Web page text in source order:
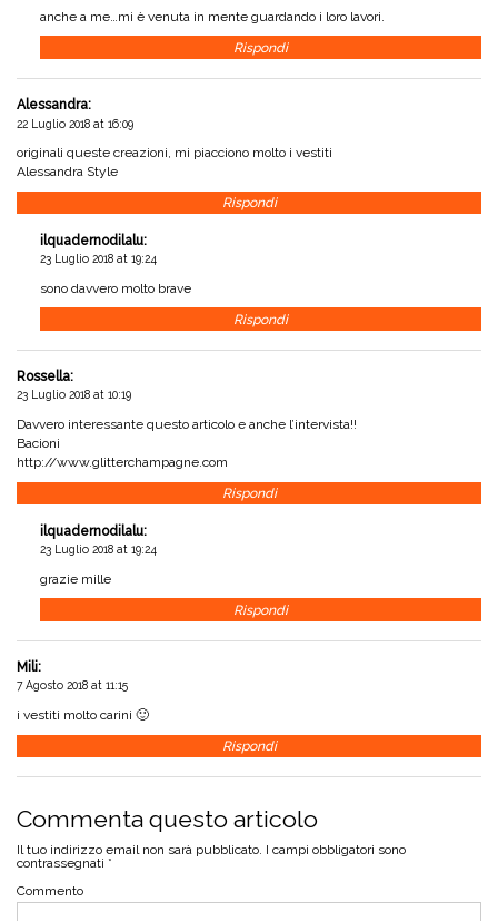
anche a me…mi è venuta in mente guardando i loro lavori.
Rispondi
Alessandra:
22 Luglio 2018 at 16:09
originali queste creazioni, mi piacciono molto i vestiti
Alessandra Style
Rispondi
ilquadernodilalu:
23 Luglio 2018 at 19:24
sono davvero molto brave
Rispondi
Rossella:
23 Luglio 2018 at 10:19
Davvero interessante questo articolo e anche l’intervista!!
Bacioni
http://www.glitterchampagne.com
Rispondi
ilquadernodilalu:
23 Luglio 2018 at 19:24
grazie mille
Rispondi
Mili:
7 Agosto 2018 at 11:15
i vestiti molto carini 🙂
Rispondi
Commenta questo articolo
Il tuo indirizzo email non sarà pubblicato. I campi obbligatori sono
contrassegnati *
Commento